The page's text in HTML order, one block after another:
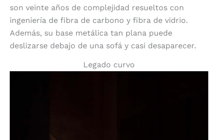
son veinte años de complejidad resueltos con
ingeniería de fibra de carbono y fibra de vidrio.
Además, su base metálica tan plana puede
deslizarse debajo de una sofá y casi desaparecer.
Legado curvo